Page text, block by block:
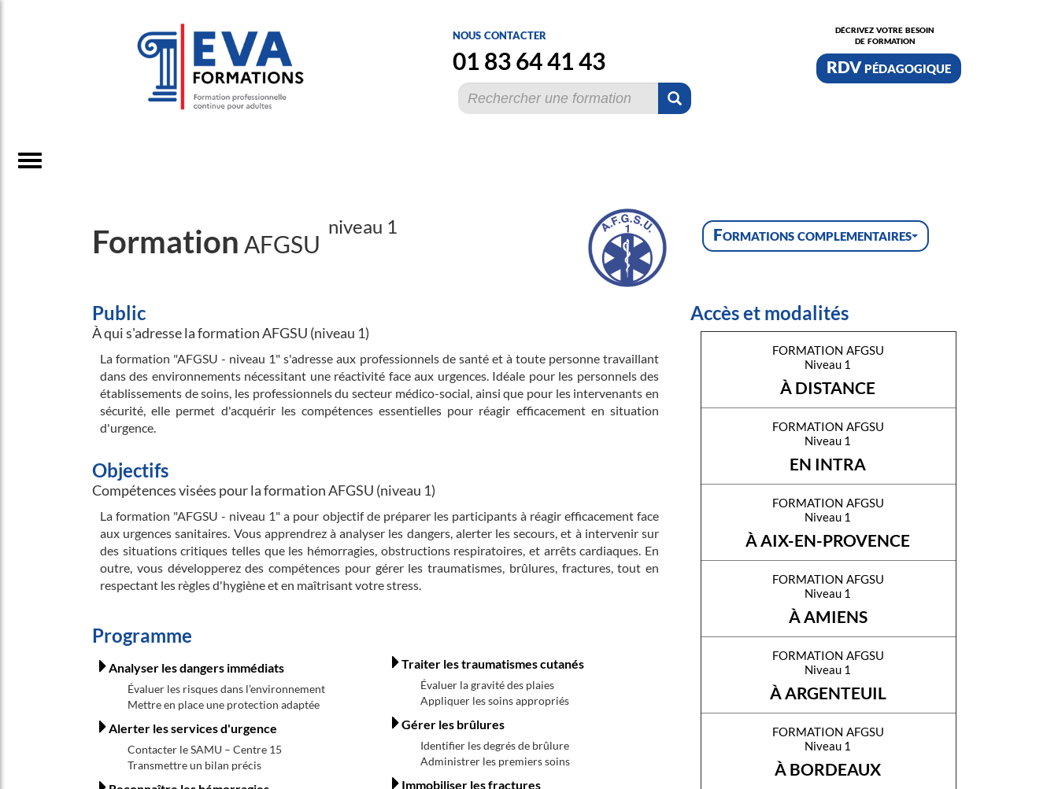
nous contacter
01 83 64 41 43
décrivez votre besoin
de formation
RDV pédagogique
Formation AFGSU
niveau 1 Formations complementaires
Public
À qui s'adresse la formation AFGSU (niveau 1)
La formation "AFGSU - niveau 1" s'adresse aux professionnels de santé et à toute personne travaillant
dans des environnements nécessitant une réactivité face aux urgences. Idéale pour les personnels des
établissements de soins, les professionnels du secteur médico-social, ainsi que pour les intervenants en
sécurité, elle permet d'acquérir les compétences essentielles pour réagir efficacement en situation
d'urgence.
Objectifs
Compétences visées pour la formation AFGSU (niveau 1)
La formation "AFGSU - niveau 1" a pour objectif de préparer les participants à réagir efficacement face
aux urgences sanitaires. Vous apprendrez à analyser les dangers, alerter les secours, et à intervenir sur
des situations critiques telles que les hémorragies, obstructions respiratoires, et arrêts cardiaques. En
outre, vous développerez des compétences pour gérer les traumatismes, brûlures, fractures, tout en
respectant les règles d'hygiène et en maîtrisant votre stress.
Programme
Analyser les dangers immédiats
Évaluer les risques dans l’environnement
Mettre en place une protection adaptée
Alerter les services d'urgence
Contacter le SAMU – Centre 15
Transmettre un bilan précis
Traiter les traumatismes cutanés
Évaluer la gravité des plaies
Appliquer les soins appropriés
Gérer les brûlures
Identifier les degrés de brûlure
Administrer les premiers soins
Immobiliser les fractures
Accès et modalités
formation afgsu
Niveau 1
À DISTANCE
formation afgsu
Niveau 1
EN INTRA
formation afgsu
Niveau 1
À AIX-EN-PROVENCE
formation afgsu
Niveau 1
À AMIENS
formation afgsu
Niveau 1
À ARGENTEUIL
formation afgsu
Niveau 1
À BORDEAUX